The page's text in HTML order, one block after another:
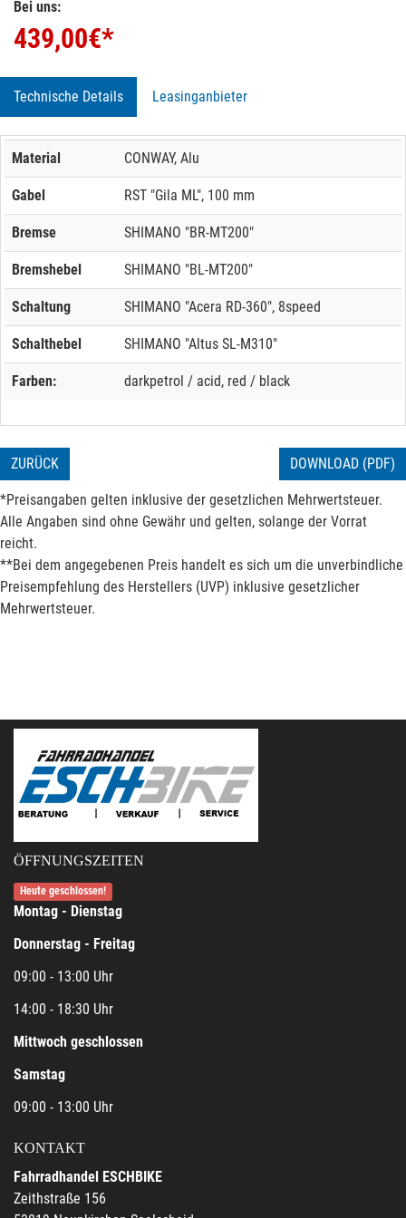
Bei uns:
439,00€*
Technische Details Leasinganbieter
Material CONWAY, Alu
Gabel RST "Gila ML", 100 mm
Bremse SHIMANO "BR-MT200"
Bremshebel SHIMANO "BL-MT200"
Schaltung SHIMANO "Acera RD-360", 8speed
Schalthebel SHIMANO "Altus SL-M310"
Farben: darkpetrol / acid, red / black
ZURÜCK DOWNLOAD (PDF)
*Preisangaben gelten inklusive der gesetzlichen Mehrwertsteuer.
Alle Angaben sind ohne Gewähr und gelten, solange der Vorrat
reicht.
**Bei dem angegebenen Preis handelt es sich um die unverbindliche
Preisempfehlung des Herstellers (UVP) inklusive gesetzlicher
Mehrwertsteuer.
ÖFFNUNGSZEITEN
Heute geschlossen!
Montag - Dienstag
Donnerstag - Freitag
09:00 - 13:00 Uhr
14:00 - 18:30 Uhr
Mittwoch geschlossen
Samstag
09:00 - 13:00 Uhr
KONTAKT
Fahrradhandel ESCHBIKE
Zeithstraße 156